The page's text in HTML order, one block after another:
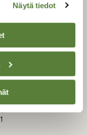
Näytä tiedot
9-15)